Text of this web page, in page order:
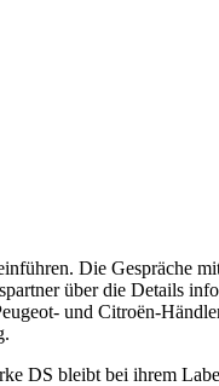
Die Gespräche
über die Details
und Citroën-
DS bleibt bei ihrem